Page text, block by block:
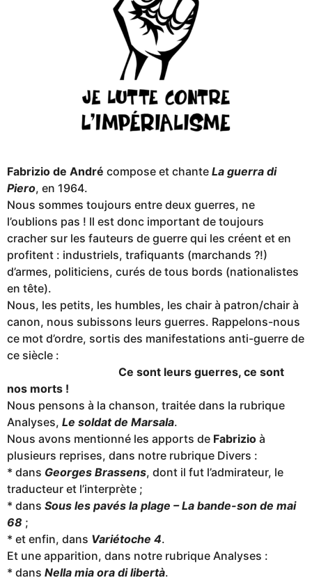
Fabrizio de André compose et chante La guerra di
Piero, en 1964.
Nous sommes toujours entre deux guerres, ne
l’oublions pas ! Il est donc important de toujours
cracher sur les fauteurs de guerre qui les créent et en
profitent : industriels, trafiquants (marchands ?!)
d’armes, politiciens, curés de tous bords (nationalistes
en tête).
Nous, les petits, les humbles, les chair à patron/chair à
canon, nous subissons leurs guerres. Rappelons-nous
ce mot d’ordre, sortis des manifestations anti-guerre de
ce siècle :
Ce sont leurs guerres, ce sont
nos morts !
Nous pensons à la chanson, traitée dans la rubrique
Analyses, Le soldat de Marsala.
Nous avons mentionné les apports de Fabrizio à
plusieurs reprises, dans notre rubrique Divers :
* dans Georges Brassens, dont il fut l’admirateur, le
traducteur et l’interprète ;
* dans Sous les pavés la plage – La bande-son de mai
68 ;
* et enfin, dans Variétoche 4.
Et une apparition, dans notre rubrique Analyses :
* dans Nella mia ora di libertà.